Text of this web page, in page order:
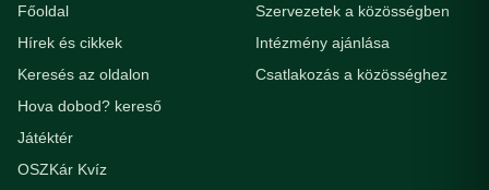
Főoldal
Hírek és cikkek
Keresés az oldalon
Hova dobod? kereső
Játéktér
OSZKár Kvíz
Szervezetek a közösségben
Intézmény ajánlása
Csatlakozás a közösséghez